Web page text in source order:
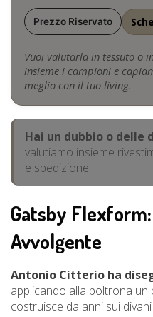
Prezzo Riservato
Vuoi valutarla in tessuto o
insieme i campioni e
meglio con il tuo living.
Hai un dubbio o delle
valutiamo insieme
e spedizione.
Gatsby
Avvolgente
Antonio Citterio ha
applicando alla poltrona un
costruisce da anni sui